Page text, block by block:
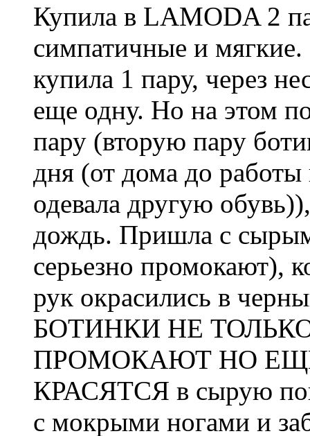
Купила в LAMODA 2
симпатичные и
купила 1 пару, через
еще одну. Но на этом
пару (вторую пару
дня (от дома до
одевала другую
дождь. Пришла с
серьезно промокают),
рук окрасились в
БОТИНКИ НЕ
ПРОМОКАЮТ НО
КРАСЯТСЯ в сырую
с мокрыми ногами и